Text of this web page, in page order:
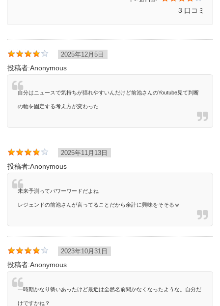
3 口コミ
2025年12月5日
投稿者:Anonymous
自分はニュースで気持ちが揺れやすいんだけど前池さんのYoutube見て判断
の軸を固定する考え方が変わった
2025年11月13日
投稿者:Anonymous
未来予測ってパワーワードだよね
レジェンドの前池さんが言ってることだから余計に興味をそそるｗ
2023年10月31日
投稿者:Anonymous
一時期かなり勢いあったけど最近は全然名前聞かなくなったような。自分だ
けですかね？